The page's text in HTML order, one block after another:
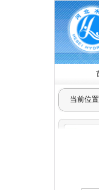
当前位置